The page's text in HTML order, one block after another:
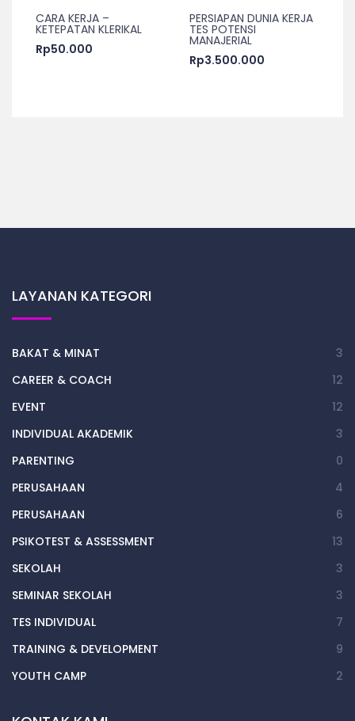
CARA KERJA –
KETEPATAN KLERIKAL
Rp50.000
PERSIAPAN DUNIA KERJA
TES POTENSI
MANAJERIAL
Rp3.500.000
LAYANAN KATEGORI
BAKAT & MINAT
3
CAREER & COACH
12
EVENT
12
INDIVIDUAL AKADEMIK
3
PARENTING
0
PERUSAHAAN
4
PERUSAHAAN
6
PSIKOTEST & ASSESSMENT
13
SEKOLAH
3
SEMINAR SEKOLAH
3
TES INDIVIDUAL
7
TRAINING & DEVELOPMENT
9
YOUTH CAMP
2